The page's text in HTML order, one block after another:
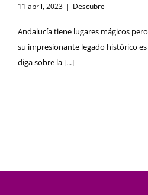
11 abril, 2023 | Descubre
Andalucía tiene lugares mágicos
su impresionante legado histórico
diga sobre la [...]